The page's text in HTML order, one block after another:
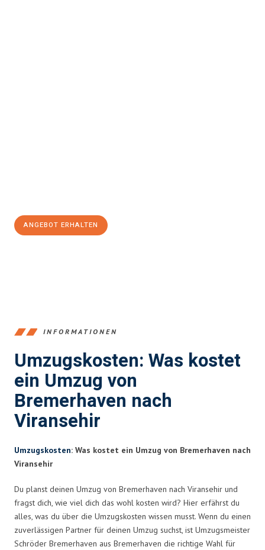
ANGEBOT ERHALTEN
INFORMATIONEN
Umzugskosten: Was kostet
ein Umzug von
Bremerhaven nach
Viransehir
Umzugskosten: Was kostet ein Umzug von Bremerhaven nach
Viransehir
Du planst deinen Umzug von Bremerhaven nach Viransehir und
fragst dich, wie viel dich das wohl kosten wird? Hier erfährst du
alles, was du über die Umzugskosten wissen musst. Wenn du einen
zuverlässigen Partner für deinen Umzug suchst, ist Umzugsmeister
Schröder Bremerhaven aus Bremerhaven die richtige Wahl für